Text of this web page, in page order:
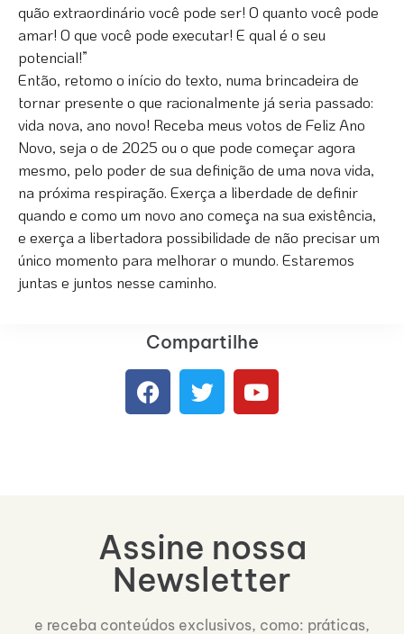
quão extraordinário você pode ser! O quanto você pode
amar! O que você pode executar! E qual é o seu
potencial!”
Então, retomo o início do texto, numa brincadeira de
tornar presente o que racionalmente já seria passado:
vida nova, ano novo! Receba meus votos de Feliz Ano
Novo, seja o de 2025 ou o que pode começar agora
mesmo, pelo poder de sua definição de uma nova vida,
na próxima respiração. Exerça a liberdade de definir
quando e como um novo ano começa na sua existência,
e exerça a libertadora possibilidade de não precisar um
único momento para melhorar o mundo. Estaremos
juntas e juntos nesse caminho.
Compartilhe
Assine nossa
Newsletter
e receba conteúdos exclusivos, como: práticas,